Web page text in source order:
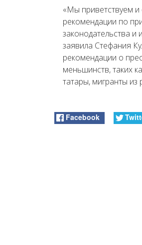
«Мы приветствуем
рекомендации по
законодательства
заявила Стефания
рекомендации о
меньшинств, таких
татары, мигранты
Facebook